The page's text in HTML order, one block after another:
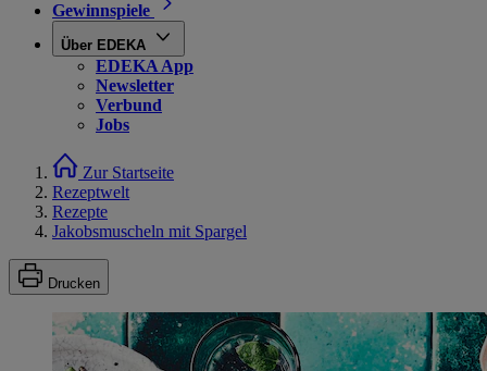
Gewinnspiele
Über EDEKA
EDEKA App
Newsletter
Verbund
Jobs
Zur Startseite
Rezeptwelt
Rezepte
Jakobsmuscheln mit Spargel
Drucken